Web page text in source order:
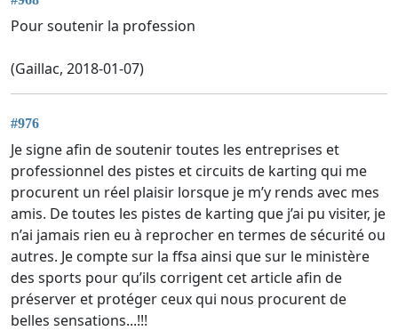
Pour soutenir la profession
(Gaillac, 2018-01-07)
#976
Je signe afin de soutenir toutes les entreprises et
professionnel des pistes et circuits de karting qui me
procurent un réel plaisir lorsque je m’y rends avec mes
amis. De toutes les pistes de karting que j’ai pu visiter, je
n’ai jamais rien eu à reprocher en termes de sécurité ou
autres. Je compte sur la ffsa ainsi que sur le ministère
des sports pour qu’ils corrigent cet article afin de
préserver et protéger ceux qui nous procurent de
belles sensations...!!!